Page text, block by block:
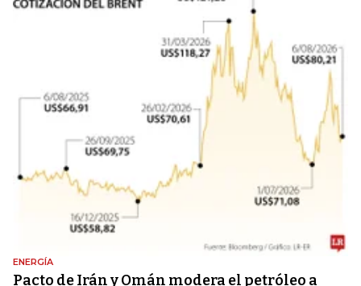
ENERGÍA
Pacto de Irán y Omán modera el petróleo a